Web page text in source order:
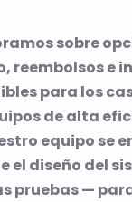
sobre
reembolsos e
para los
de alta
equipo se
el diseño del
pruebas —